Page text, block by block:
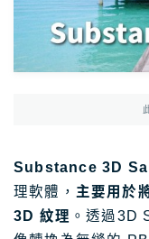
Acrobat Pro價
Photoshop
日亞｜最新優惠
日亞｜必買
Substance 3D
理軟體， 主要用於
3D 紋理 。透過3D